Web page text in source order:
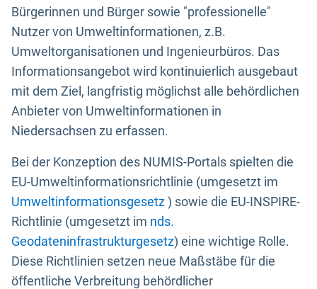
Bürgerinnen und Bürger sowie "professionelle"
Nutzer von Umweltinformationen, z.B.
Umweltorganisationen und Ingenieurbüros. Das
Informationsangebot wird kontinuierlich ausgebaut
mit dem Ziel, langfristig möglichst alle behördlichen
Anbieter von Umweltinformationen in
Niedersachsen zu erfassen.
Bei der Konzeption des NUMIS-Portals spielten die
EU-Umweltinformationsrichtlinie (umgesetzt im
Umweltinformationsgesetz) sowie die EU-INSPIRE-
Richtlinie (umgesetzt im nds.
Geodateninfrastrukturgesetz) eine wichtige Rolle.
Diese Richtlinien setzen neue Maßstäbe für die
öffentliche Verbreitung behördlicher